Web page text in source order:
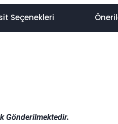
Seçenekleri
Gönderilmektedir.